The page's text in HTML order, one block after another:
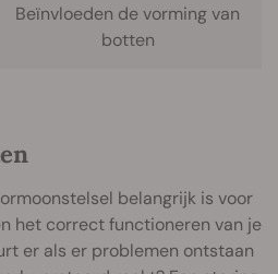
Beïnvloeden de vorming van
botten
belangrijk is voor
het correct functioneren van je
er als er problemen ontstaan